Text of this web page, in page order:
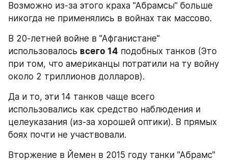
Возможно из-за этого краха "Абрамсы" больше
никогда не применялись в войнах так массово.
В 20-летней войне в "Афганистане"
использовалось всего 14 подобных танков (Это
при том, что американцы потратили на ту войну
около 2 триллионов долларов).
Да и то, эти 14 танков чаще всего
использовались как средство наблюдения и
целеуказания (из-за хорошей оптики). В прямых
боях почти не участвовали.
Вторжение в Йемен в 2015 году танки "Абрамс"